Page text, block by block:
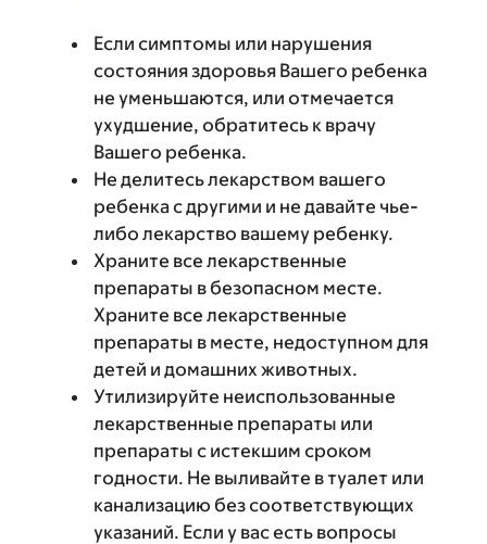
Если симптомы или нарушения
состояния здоровья Вашего ребенка
не уменьшаются, или отмечается
ухудшение, обратитесь к врачу
Вашего ребенка.
Не делитесь лекарством вашего
ребенка с другими и не давайте чье-
либо лекарство вашему ребенку.
Храните все лекарственные
препараты в безопасном месте.
Храните все лекарственные
препараты в месте, недоступном для
детей и домашних животных.
Утилизируйте неиспользованные
лекарственные препараты или
препараты с истекшим сроком
годности. Не выливайте в туалет или
канализацию без соответствующих
указаний. Если у вас есть вопросы